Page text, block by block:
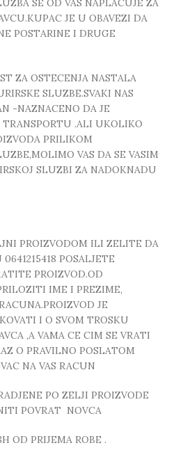
SE OD VAS NAPLACUJE ZA
JE U OBAVEZI DA
POSTARINE I DRUGE
ZA OSTECENJA NASTALA
SLUZBE.SVAKI NAS
-NAZNACENO DA JE
.ALI UKOLIKO
PRILIKOM
VAS DA SE VASIM
SLUZBI ZA NADOKNADU
PROIZVODOM ILI ZELITE DA
POSALJETE
PROIZVOD.OD
IME I PREZIME,
JE
I O SVOM TROSKU
,A VAMA CE CIM SE VRATI
O PRAVILNO POSLATOM
NA VAS RACUN
PO ZELJI PROIZVODE
POVRAT NOVCA
OD PRIJEMA ROBE .